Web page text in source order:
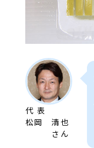
代 表
松岡 清也
さん